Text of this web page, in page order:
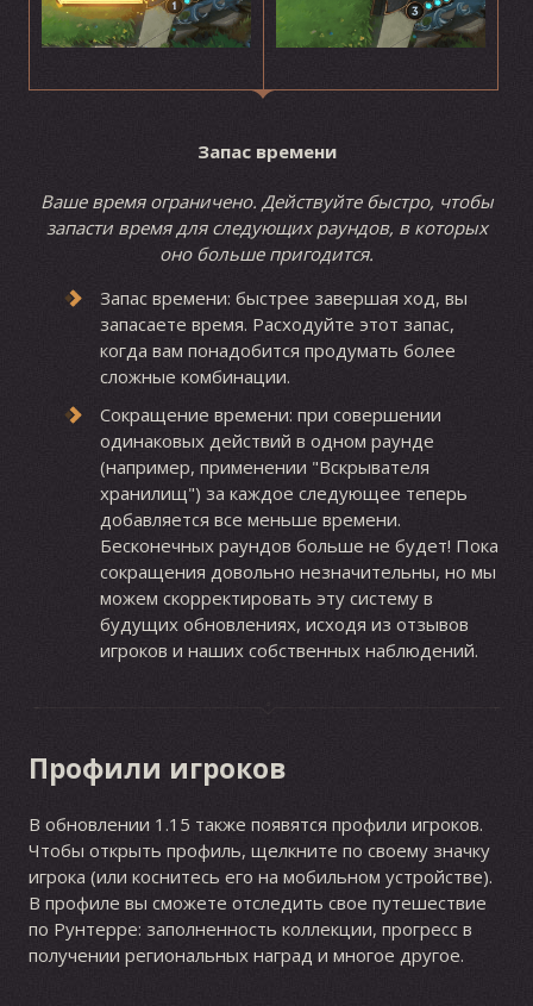
Запас времени
Ваше время ограничено. Действуйте быстро, чтобы
запасти время для следующих раундов, в которых
оно больше пригодится.
Запас времени: быстрее завершая ход, вы
запасаете время. Расходуйте этот запас,
когда вам понадобится продумать более
сложные комбинации.
Сокращение времени: при совершении
одинаковых действий в одном раунде
(например, применении "Вскрывателя
хранилищ") за каждое следующее теперь
добавляется все меньше времени.
Бесконечных раундов больше не будет! Пока
сокращения довольно незначительны, но мы
можем скорректировать эту систему в
будущих обновлениях, исходя из отзывов
игроков и наших собственных наблюдений.
Профили игроков
В обновлении 1.15 также появятся профили игроков.
Чтобы открыть профиль, щелкните по своему значку
игрока (или коснитесь его на мобильном устройстве).
В профиле вы сможете отследить свое путешествие
по Рунтерре: заполненность коллекции, прогресс в
получении региональных наград и многое другое.